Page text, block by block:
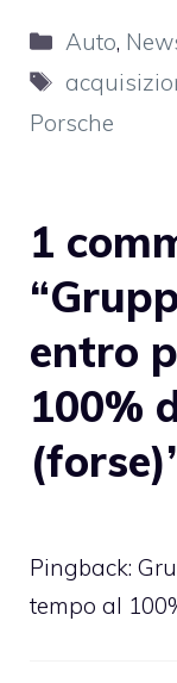
Categorie
Auto,
Tag
Porsche
1
entro
100%
Pingback:
tempo al